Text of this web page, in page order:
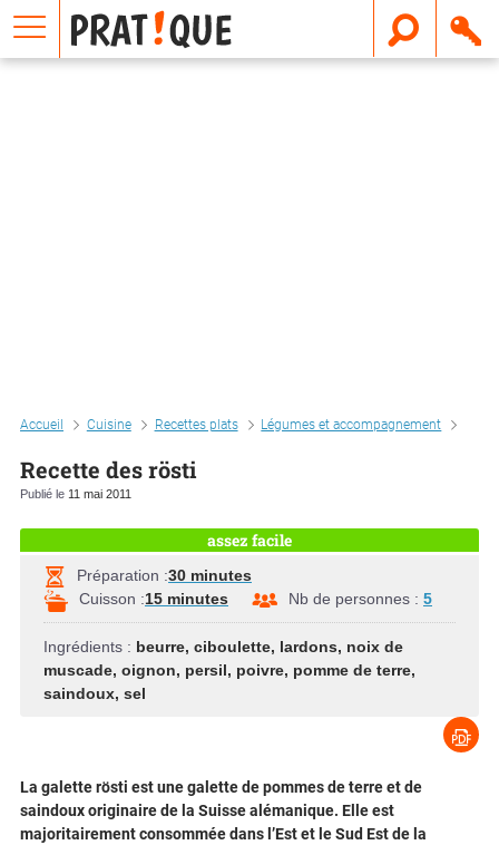
Accueil Cuisine Recettes plats Légumes et accompagnement
Recette des rösti
Publié le 11 mai 2011
assez facile
Préparation :30 minutes
Cuisson :15 minutes Nb de personnes : 5
Ingrédients : beurre, ciboulette, lardons, noix de
muscade, oignon, persil, poivre, pomme de terre,
saindoux, sel
La galette rösti est une galette de pommes de terre et de
saindoux originaire de la Suisse alémanique. Elle est
majoritairement consommée dans l’Est et le Sud Est de la
E
m
a